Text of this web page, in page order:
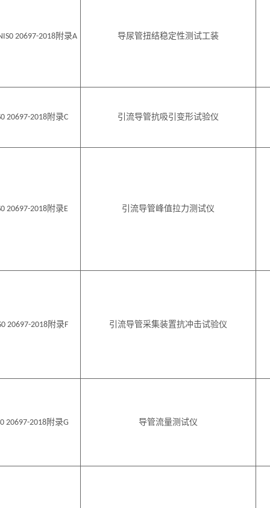
20697-2018附录A 导尿管扭结稳定性测试工装
20697-2018附录C 引流导管抗吸引变形试验仪
20697-2018附录E 引流导管峰值拉力测试仪
20697-2018附录F 引流导管采集装置抗冲击试验仪
20697-2018附录G 导管流量测试仪